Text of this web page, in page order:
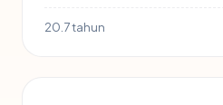
20.7 tahun